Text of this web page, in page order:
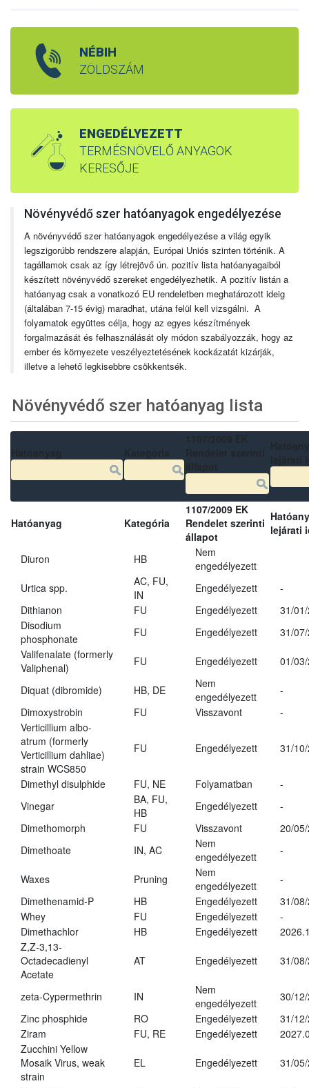
NÉBIH
ZÖLDSZÁM
ENGEDÉLYEZETT
TERMÉSNÖVELŐ ANYAGOK
KERESŐJE
Növényvédő szer hatóanyagok engedélyezése
A növényvédő szer hatóanyagok engedélyezése a világ egyik
legszigorúbb rendszere alapján, Európai Uniós szinten történik. A
tagállamok csak az így létrejövő ún. pozitív lista hatóanyagaiból
készített növényvédő szereket engedélyezhetik. A pozitív listán a
hatóanyag csak a vonatkozó EU rendeletben meghatározott ideig
(általában 7-15 évig) maradhat, utána felül kell vizsgálni. A
folyamatok együttes célja, hogy az egyes készítmények
forgalmazását és felhasználását oly módon szabályozzák, hogy az
ember és környezete veszélyeztetésének kockázatát kizárják,
illetve a lehető legkisebbre csökkentsék.
Növényvédő szer hatóanyag lista
Hatóanyag Kategória
1107/2009 EK
Rendelet szerinti
állapot
lejárati
Diuron HB
Nem
engedélyezett
Urtica spp.
AC, FU,
IN
Engedélyezett
-
Dithianon
FU Engedélyezett
31/
Disodium
phosphonate
FU Engedélyezett
31/
Valifenalate (formerly
Valiphenal)
FU Engedélyezett 01/
Diquat (dibromide) HB, DE
Nem
engedélyezett
-
Dimoxystrobin
FU Visszavont
-
Verticillium albo-
atrum (formerly
Verticillium dahliae)
strain WCS850
FU Engedélyezett 31/
Dimethyl disulphide FU, NE Folyamatban
-
Vinegar
BA, FU,
HB
Engedélyezett
-
Dimethomorph
FU Visszavont
20/
Dimethoate
IN, AC
Nem
engedélyezett
-
Waxes Pruning
Nem
engedélyezett
-
Dimethenamid-P
HB Engedélyezett
31/
Whey
FU Engedélyezett
-
Dimethachlor
HB Engedélyezett
Z,Z-3,13-
Octadecadienyl
Acetate
AT Engedélyezett 31/
zeta-Cypermethrin IN
Nem
engedélyezett
30/
Zinc phosphide
RO Engedélyezett
31/
Ziram
FU, RE Engedélyezett
Zucchini Yellow
Mosaik Virus, weak
strain
EL Engedélyezett 31/